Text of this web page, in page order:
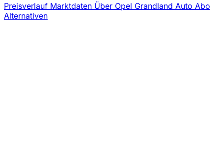
Preisverlauf Marktdaten Über Opel Grandland Auto Abo
Alternativen